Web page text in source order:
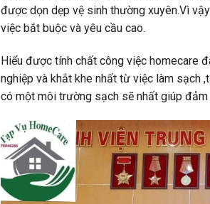
được dọn dẹp vệ sinh thường xuyên.Vì
việc bắt buộc và yêu cầu cao.
Hiểu được tính chất công việc homecare
nghiệp và khắt khe nhất từ việc làm sạch
có một môi trường sạch sẽ nhất giúp